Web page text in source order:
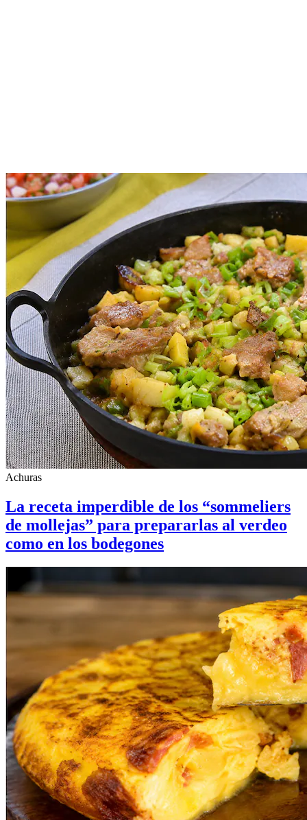
Achuras
La receta imperdible de los “sommeliers
de mollejas” para prepararlas al verdeo
como en los bodegones